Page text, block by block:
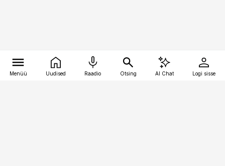
Menüü Uudised Raadio Otsing AI Chat Logi sisse